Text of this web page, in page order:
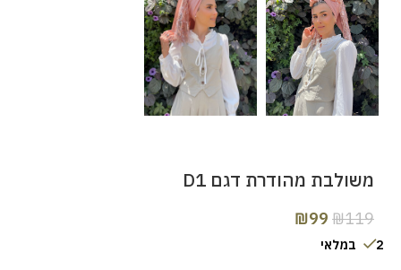
משולבת מהודרת דגם D1
₪119
₪99
2 במלאי